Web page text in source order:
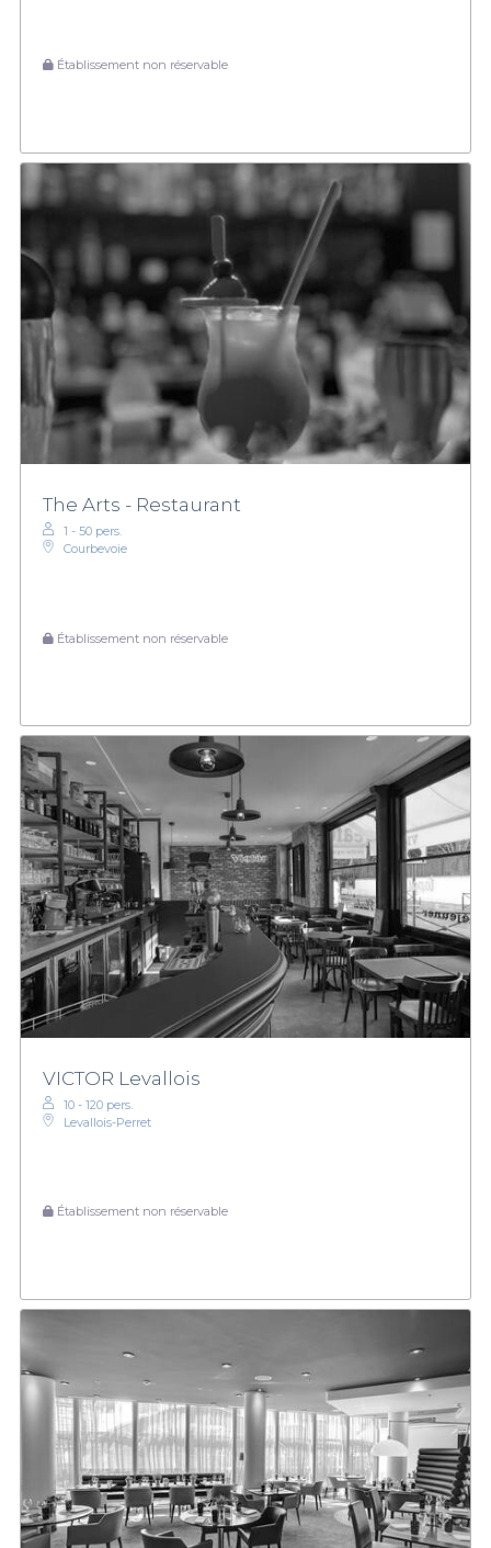
Établissement non réservable
The Arts - Restaurant
1 - 50 pers.
Courbevoie
Établissement non réservable
VICTOR Levallois
10 - 120 pers.
Levallois-Perret
Établissement non réservable